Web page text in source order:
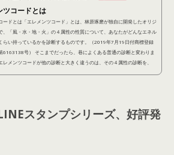
ツコードとは
ードとは「エレメンツコード」とは、林原琢磨が独自に開発したオリジ
、「風・水・地・火」の４属性の性質について、あなたがどんなエネル
らい持っているかを診断するものです。（2019年7月19日付商標登録
6163138号） そこまでだったら、巷によくある普通の診断と変わりま
レメンツコードが他の診断と大きく違うのは、その４属性の診断を、
スタンプシリーズ、好評発